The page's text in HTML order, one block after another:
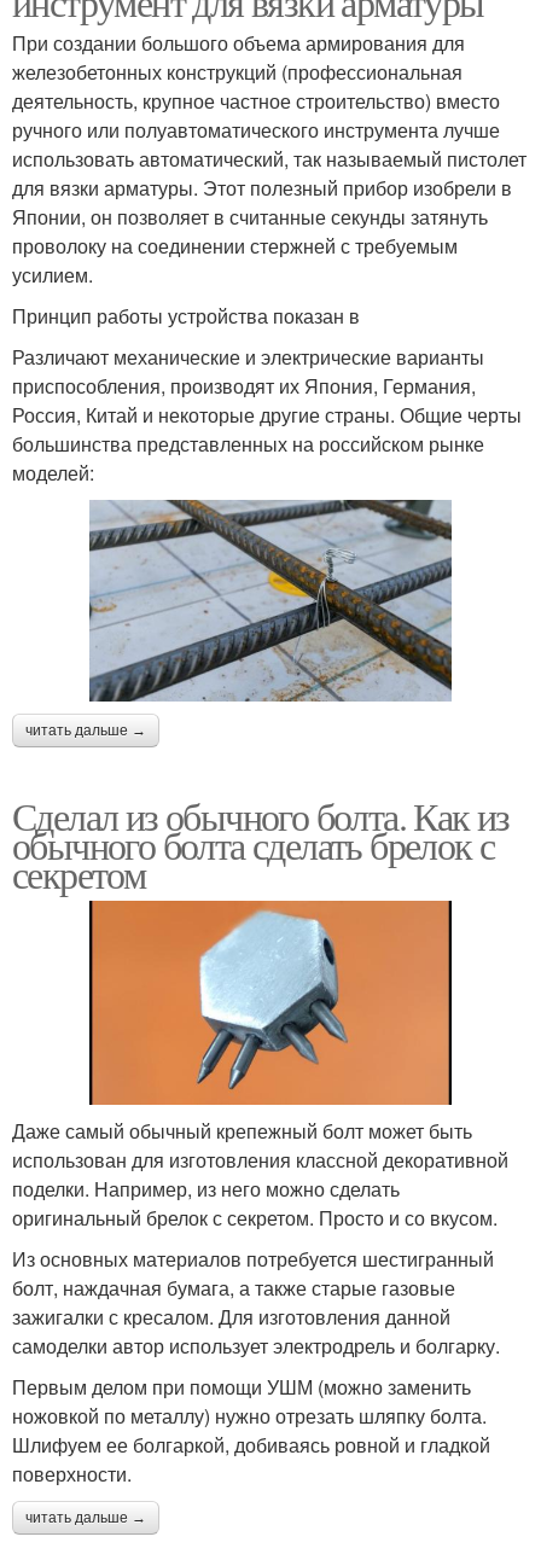
При создании большого объема армирования для
железобетонных конструкций (профессиональная
деятельность, крупное частное строительство) вместо
ручного или полуавтоматического инструмента лучше
использовать автоматический, так называемый пистолет
для вязки арматуры. Этот полезный прибор изобрели в
Японии, он позволяет в считанные секунды затянуть
проволоку на соединении стержней с требуемым
усилием.
Принцип работы устройства показан в
Различают механические и электрические варианты
приспособления, производят их Япония, Германия,
Россия, Китай и некоторые другие страны. Общие черты
большинства представленных на российском рынке
моделей:
читать дальше →
Сделал из обычного болта. Как из
обычного болта сделать брелок с
секретом
Даже самый обычный крепежный болт может быть
использован для изготовления классной декоративной
поделки. Например, из него можно сделать
оригинальный брелок с секретом. Просто и со вкусом.
Из основных материалов потребуется шестигранный
болт, наждачная бумага, а также старые газовые
зажигалки с кресалом. Для изготовления данной
самоделки автор использует электродрель и болгарку.
Первым делом при помощи УШМ (можно заменить
ножовкой по металлу) нужно отрезать шляпку болта.
Шлифуем ее болгаркой, добиваясь ровной и гладкой
поверхности.
читать дальше →